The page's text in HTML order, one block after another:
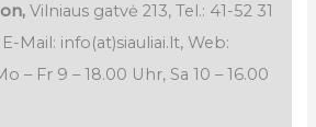
Vilniaus gatvė 213, Tel.: 41-52 31
E-Mail: info(at)siauliai.lt, Web:
– Fr 9 – 18.00 Uhr, Sa 10 – 16.00